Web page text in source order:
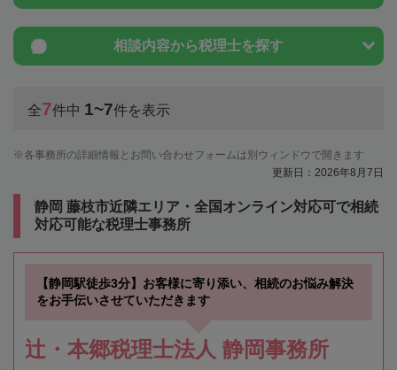
相談内容から税理士を探す
全7件中 1~7件を表示
各事務所の詳細情報とお問い合わせフォームは別ウィンドウで開きます
更新日：2026年8月7日
静岡 藤枝市近隣エリア・全国オンライン対応可で相続
対応可能な税理士事務所
【静岡駅徒歩3分】お客様に寄り添い、相続のお悩み解決
をお手伝いさせていただきます
辻・本郷税理士法人 静岡事務所